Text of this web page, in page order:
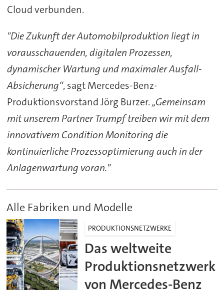
Cloud verbunden.
"Die Zukunft der Automobilproduktion liegt in
vorausschauenden, digitalen Prozessen,
dynamischer Wartung und maximaler Ausfall-
Absicherung“, sagt Mercedes-Benz-
Produktionsvorstand Jörg Burzer.„Gemeinsam
mit unserem Partner Trumpf treiben wir mit dem
innovativem Condition Monitoring die
kontinuierliche Prozessoptimierung auch in der
Anlagenwartung voran."
Alle Fabriken und Modelle
PRODUKTIONSNETZWERKE
Das weltweite
Produktionsnetzwerk
von Mercedes-Benz